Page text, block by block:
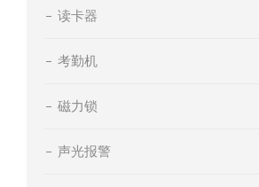
读卡器
考勤机
磁力锁
声光报警